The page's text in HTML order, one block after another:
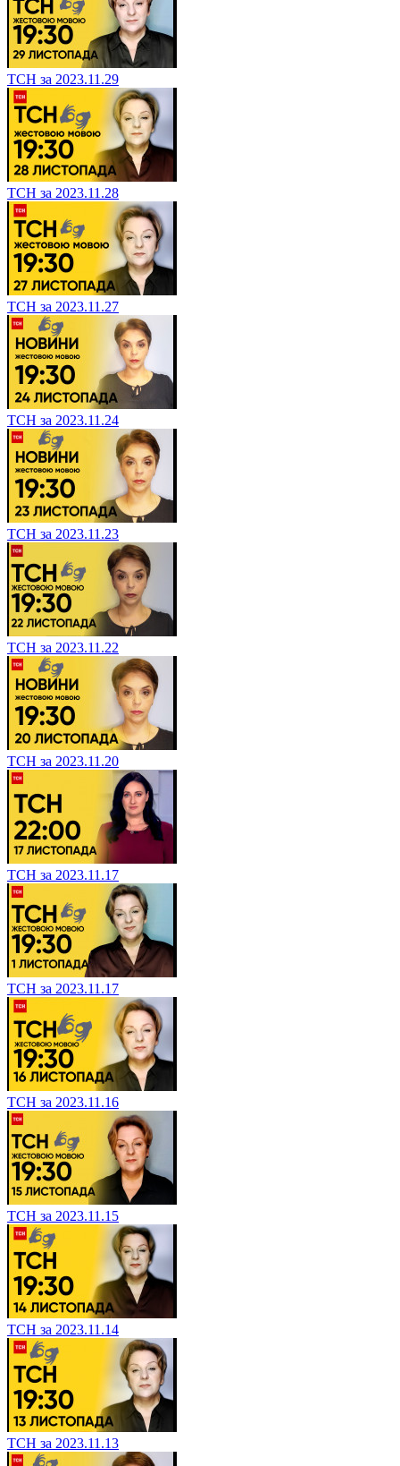
ТСН за 2023.11.29
ТСН за 2023.11.28
ТСН за 2023.11.27
ТСН за 2023.11.24
ТСН за 2023.11.23
ТСН за 2023.11.22
ТСН за 2023.11.20
ТСН за 2023.11.17
ТСН за 2023.11.17
ТСН за 2023.11.16
ТСН за 2023.11.15
ТСН за 2023.11.14
ТСН за 2023.11.13